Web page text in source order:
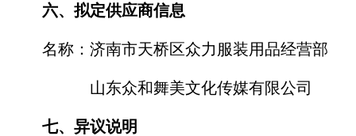
六、拟定供应商信息
名称：济南市天桥区众力服装用品经营部
山东众和舞美文化传媒有限公司
七、异议说明